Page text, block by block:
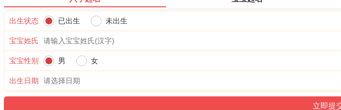
出生状态 已出生 未出生
宝宝姓氏
宝宝性别 男 女
出生日期